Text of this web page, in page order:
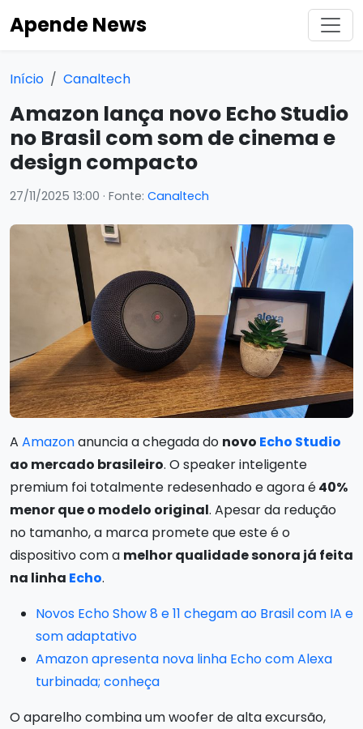
Apende News
Início Canaltech
Amazon lança novo Echo Studio
no Brasil com som de cinema e
design compacto
27/11/2025 13:00 · Fonte: Canaltech
A Amazonanuncia a chegada do novo Echo Studio
ao mercado brasileiro. O speaker inteligente
premium foi totalmente redesenhado e agora é40%
menor que o modelo original. Apesar da redução
no tamanho, a marca promete que este é o
dispositivo com a melhor qualidade sonora já feita
na linha Echo.
Novos Echo Show 8 e 11 chegam ao Brasil com IA e
som adaptativo
Amazon apresenta nova linha Echo com Alexa
turbinada; conheça
O aparelho combina um woofer de alta excursão,